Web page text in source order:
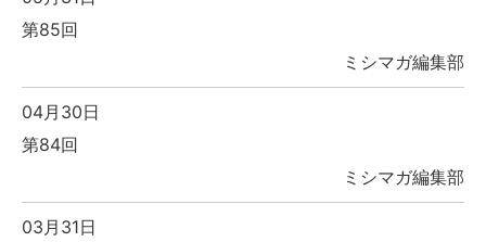
第85回
ミシマガ編集部
04月30日
第84回
ミシマガ編集部
03月31日